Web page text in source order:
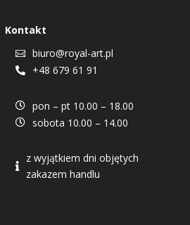
Kontakt
 biuro@royal-art.pl
 +48 679 61 91
 pon – pt 10.00 – 18.00
 sobota 10.00 – 14.00

z wyjątkiem dni objętych
zakazem handlu